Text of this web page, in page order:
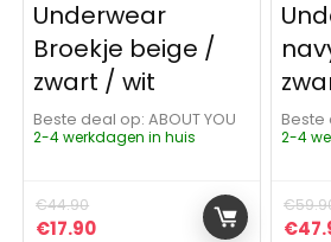
Underwear
Broekje beige /
zwart / wit
Beste deal op:
ABOUT YOU
2-4 werkdagen in huis
€44.90
Oorspronkelijke prijs was:
€17.90Huidige prijs is: €17.90.
Beste
2-4
€
€